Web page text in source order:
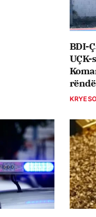
BDI-
UÇK-
rëndë